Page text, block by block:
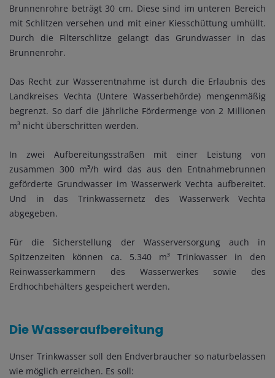
Brunnenrohre beträgt 30 cm. Diese sind im unteren Bereich
mit Schlitzen versehen und mit einer Kiesschüttung umhüllt.
Durch die Filterschlitze gelangt das Grundwasser in das
Brunnenrohr.
Das Recht zur Wasserentnahme ist durch die Erlaubnis des
Landkreises Vechta (Untere Wasserbehörde) mengenmäßig
begrenzt. So darf die jährliche Fördermenge von 2 Millionen
m³ nicht überschritten werden.
In zwei Aufbereitungsstraßen mit einer Leistung von
zusammen 300 m³/h wird das aus den Entnahmebrunnen
geförderte Grundwasser im Wasserwerk Vechta aufbereitet.
Und in das Trinkwassernetz des Wasserwerk Vechta
abgegeben.
Für die Sicherstellung der Wasserversorgung auch in
Spitzenzeiten können ca. 5.340 m³ Trinkwasser in den
Reinwasserkammern des Wasserwerkes sowie des
Erdhochbehälters gespeichert werden.
Die Wasseraufbereitung
Unser Trinkwasser soll den Endverbraucher so naturbelassen
wie möglich erreichen. Es soll: